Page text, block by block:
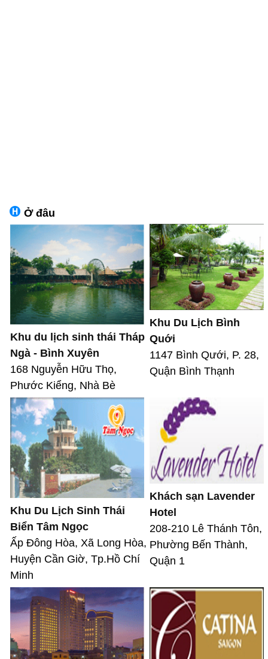
Ở đâu
Khu du lịch sinh thái Tháp
Ngà - Bình Xuyên
168 Nguyễn Hữu Thọ,
Phước Kiểng, Nhà Bè
Khu Du Lịch Bình
Quới
1147 Bình Qưới, P. 28,
Quận Bình Thạnh
Khu Du Lịch Sinh Thái
Biển Tâm Ngọc
Ấp Đông Hòa, Xã Long Hòa,
Huyện Cần Giờ, Tp.Hồ Chí
Minh
Khách sạn Lavender
Hotel
208-210 Lê Thánh Tôn,
Phường Bến Thành,
Quận 1